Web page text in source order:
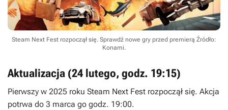
Steam Next Fest rozpoczął się. Sprawdź nowe gry przed premierą Źródło:
Konami.
Aktualizacja (24 lutego, godz. 19:15)
Pierwszy w 2025 roku Steam Next Fest rozpoczął się. Akcja
potrwa do 3 marca go godz. 19:00.